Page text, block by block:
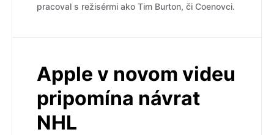
pracoval s režisérmi ako Tim Burton, či Coenovci.
Apple v novom videu
pripomína návrat
NHL